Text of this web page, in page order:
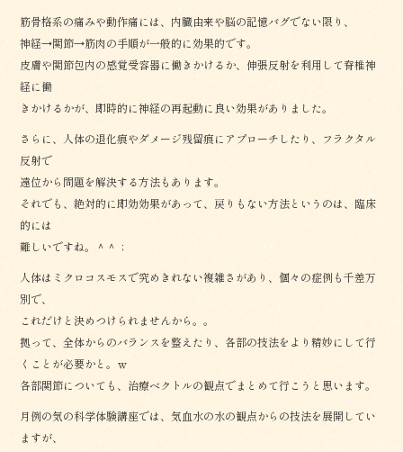
筋骨格系の痛みや動作痛には、内臓由来や脳の記憶バグでない限り、
神経→関節→筋肉の手順が一般的に効果的です。
皮膚や関節包内の感覚受容器に働きかけるか、伸張反射を利用して脊椎神
経に働
きかけるかが、即時的に神経の再起動に良い効果がありました。
さらに、人体の退化痕やダメージ残留痕にアプローチしたり、フラクタル
反射で
遠位から問題を解決する方法もあります。
それでも、絶対的に即効効果があって、戻りもない方法というのは、臨床
的には
難しいですね。＾＾；
人体はミクロコスモスで究めきれない複雑さがあり、個々の症例も千差万
別で、
これだけと決めつけられませんから。。
拠って、全体からのバランスを整えたり、各部の技法をより精妙にして行
くことが必要かと。ｗ
各部関節についても、治療ベクトルの観点でまとめて行こうと思います。
月例の気の科学体験講座では、気血水の水の観点からの技法を展開してい
ますが、